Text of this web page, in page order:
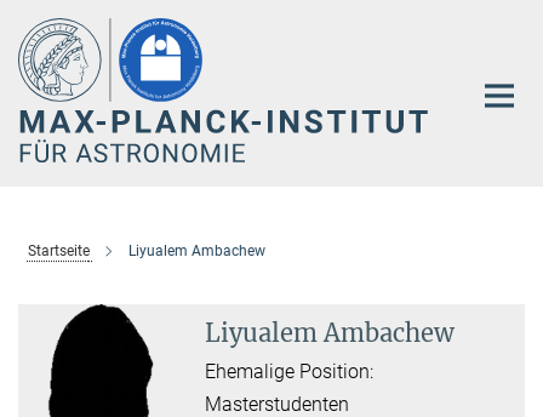
Hauptinhalt
Startseite Liyualem Ambachew
Liyualem Ambachew
Ehemalige Position:
Masterstudenten